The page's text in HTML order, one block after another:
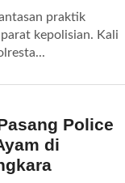
praktik
kepolisian. Kali
Police
di